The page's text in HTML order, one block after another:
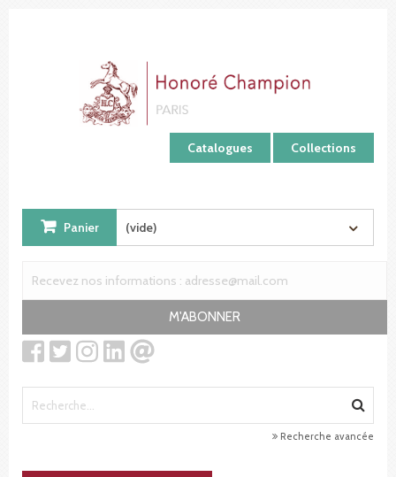
Catalogues Collections
Panier (vide)
M'ABONNER
Recherche avancée